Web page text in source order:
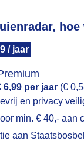
/ jaar
6,99 per jaar (€
en privacy
min. € 40,- aan
aan
locatie
geen akkoord
een pop-up uit